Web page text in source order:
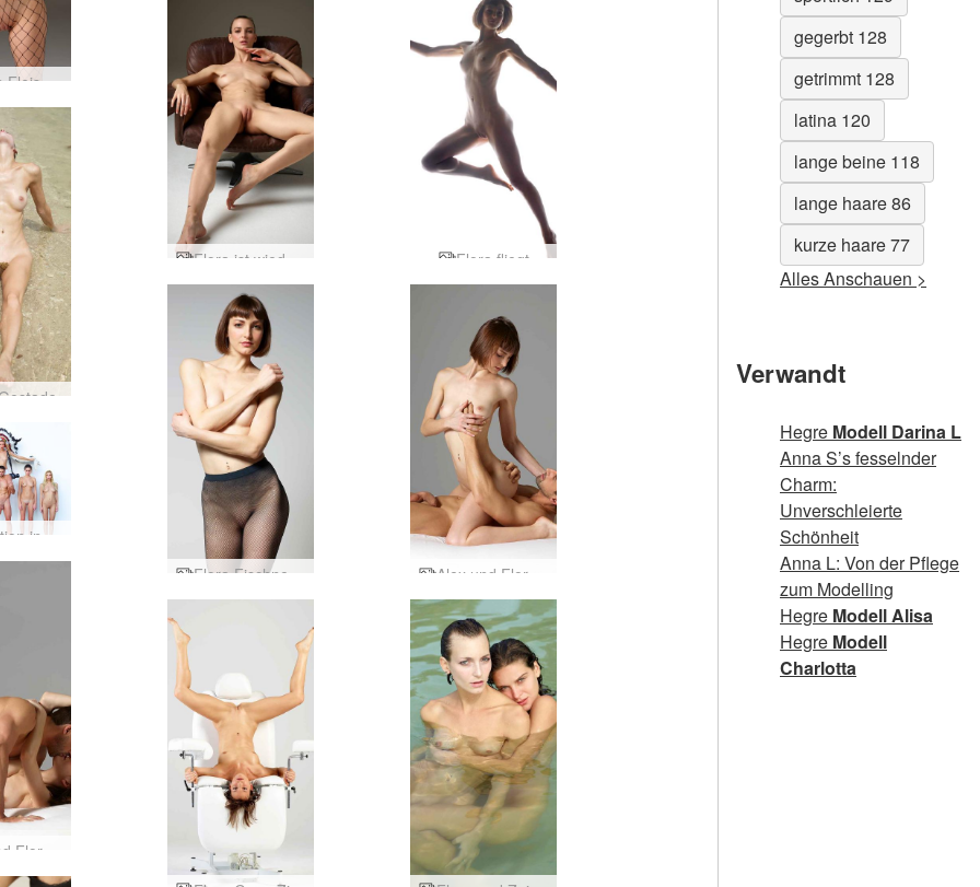
Flora in Fleisch und Blut
Flora fliegt
Produktion in Thailand
gegerbt 128
getrimmt 128
latina 120
lange beine 118
lange haare 86
kurze haare 77
Alles Anschauen >
Verwandt
Hegre Modell Darina L
Anna S’s fesselnder
Charm:
Unverschleierte
Schönheit
Anna L: Von der Pflege
zum Modelling
Hegre Modell Alisa
Hegre Modell
Charlotta